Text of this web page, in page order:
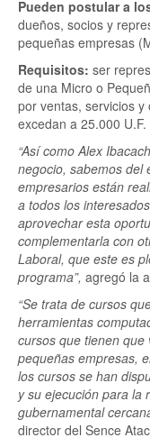
Pueden postular a
dueños, socios y
pequeñas empresas
Requisitos: ser
de una Micro o
por ventas, servicios
excedan a 25.000
“Así como Alex
negocio, sabemos del
empresarios están
a todos los
aprovechar esta
complementarla con
Laboral, que este es
programa”, agregó la
“Se trata de cursos
herramientas
cursos que tienen
pequeñas empresas,
los cursos se han
y su ejecución para la
gubernamental
director del Sence